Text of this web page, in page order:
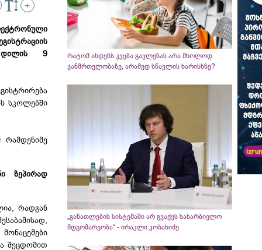
+
9
სკოლებში
რამდენიმე
ზეპირად
რადგან
შეცდომით
რატომ ახდენს კვება გავლენას არა მხოლოდ
ჯანმრთელობაზე, არამედ სწავლის ხარისხზე?
„განათლების სისტემაში არ გვაქვს სახარბიელო
მდგომარეობა“ - ირაკლი კობახიძე